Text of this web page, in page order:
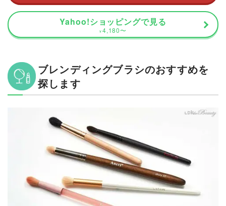
Yahoo!ショッピングで見る
¥ 4,180〜
ブレンディングブラシのおすすめを
探します